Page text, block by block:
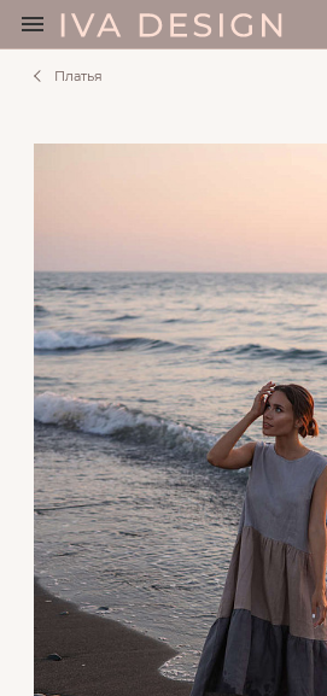
СЕРТИФИКАТ
АКЦИИ
БЛОГ
ШОУРУМ
+7 495 401 6950
Платья